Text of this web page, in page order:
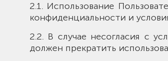
2.1. Использование
конфиденциальности и
2.2. В случае несогласия с
должен прекратить